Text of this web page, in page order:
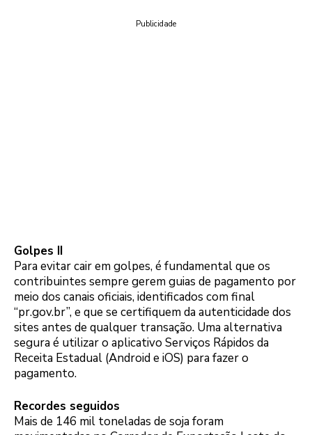
Publicidade
Golpes II
Para evitar cair em golpes, é fundamental que os
contribuintes sempre gerem guias de pagamento por
meio dos canais oficiais, identificados com final
“pr.gov.br”, e que se certifiquem da autenticidade dos
sites antes de qualquer transação. Uma alternativa
segura é utilizar o aplicativo Serviços Rápidos da
Receita Estadual (Android e iOS) para fazer o
pagamento.
Recordes seguidos
Mais de 146 mil toneladas de soja foram